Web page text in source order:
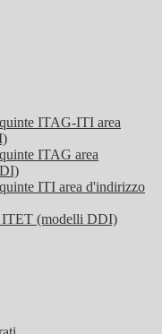
ITAG-ITI area
ITAG area
ITI area d'indirizzo
ITET (modelli DDI)